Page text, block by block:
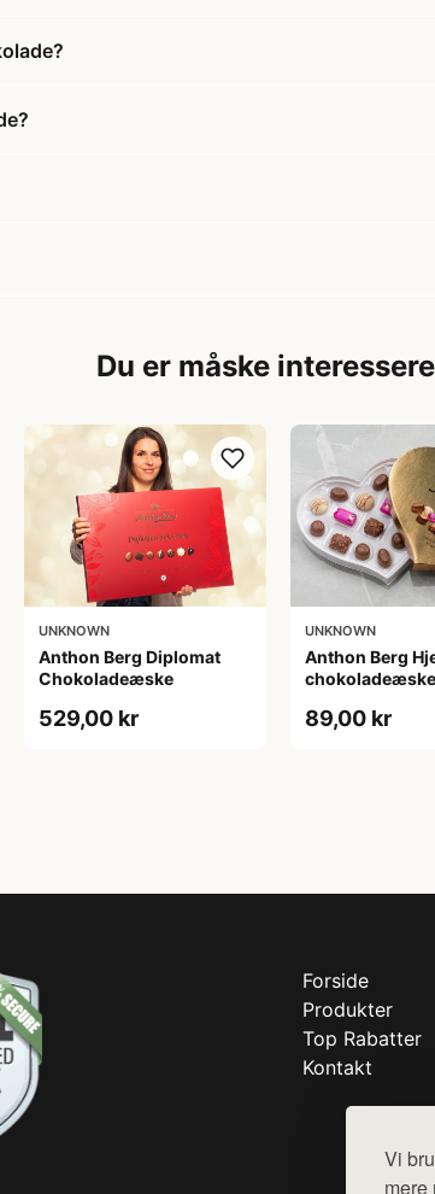
Vi
mere
Du er måske
UNKNOWN
Anthon Berg Diplomat
Chokoladeæske
529,00 kr
UNKNOWN
Anthon Berg
chokoladeæske
89,00 kr
Forside
Produkter
Top Rabatter
Kontakt